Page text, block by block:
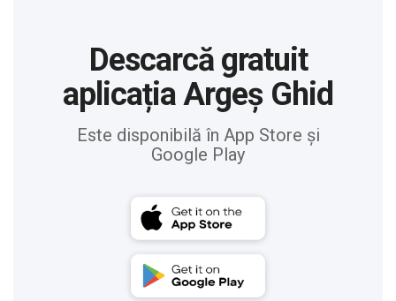
Descarcă gratuit
aplicația Argeș Ghid
Este disponibilă în App Store și
Google Play